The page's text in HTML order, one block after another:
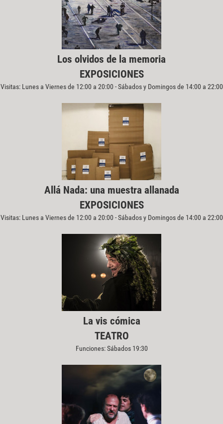
Los olvidos de la memoria
EXPOSICIONES
Visitas: Lunes a Viernes de 12:00 a 20:00 - Sábados y Domingos de 14:00 a 22:00
Allá Nada: una muestra allanada
EXPOSICIONES
Visitas: Lunes a Viernes de 12:00 a 20:00 - Sábados y Domingos de 14:00 a 22:00
La vis cómica
TEATRO
Funciones: Sábados 19:30